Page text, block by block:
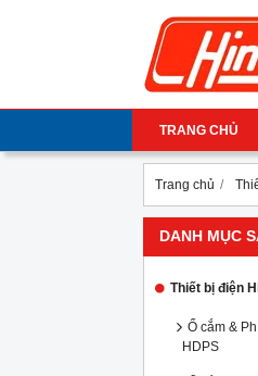
TRANG CHỦ
Trang chủ
DANH MỤC
Thiết bị điện
Ổ cắm &
HDPS